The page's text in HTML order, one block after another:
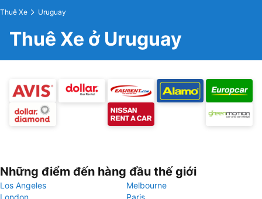
Thuê Xe Uruguay
Thuê Xe ở Uruguay
Những điểm đến hàng đầu thế giới
Los Angeles
Melbourne
London
Paris